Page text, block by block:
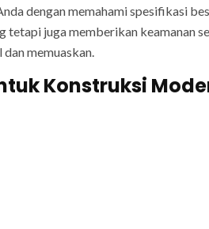
dengan memahami spesifikasi
juga memberikan keamanan
memuaskan.
Konstruksi